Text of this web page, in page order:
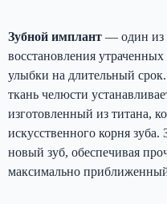
Зубной имплант — один из
восстановления
улыбки на длительный
ткань челюсти
изготовленный из титана,
искусственного корня
новый зуб, обеспечивая
максимально